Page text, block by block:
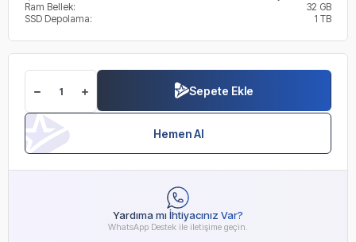
Ram Bellek:
32 GB
SSD Depolama:
1 TB
Sepete Ekle
Hemen Al
Yardıma mı İhtiyacınız Var?
WhatsApp Destek ile iletişime geçin.